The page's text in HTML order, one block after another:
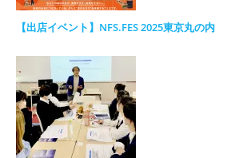
【出店イベント】NFS.FES 2025東京丸の内